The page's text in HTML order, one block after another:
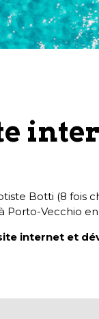
Botti (8 fois
Porto-Vecchio en
internet et